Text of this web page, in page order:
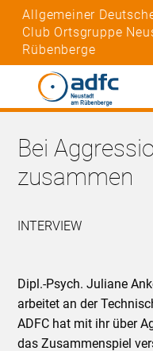
Allgemeiner
Club Ortsgruppe
Rübenberge
Bei
zusammen
INTERVIEW
Dipl.-Psych. Juliane
arbeitet an der
ADFC hat mit ihr über
das Zusammenspiel